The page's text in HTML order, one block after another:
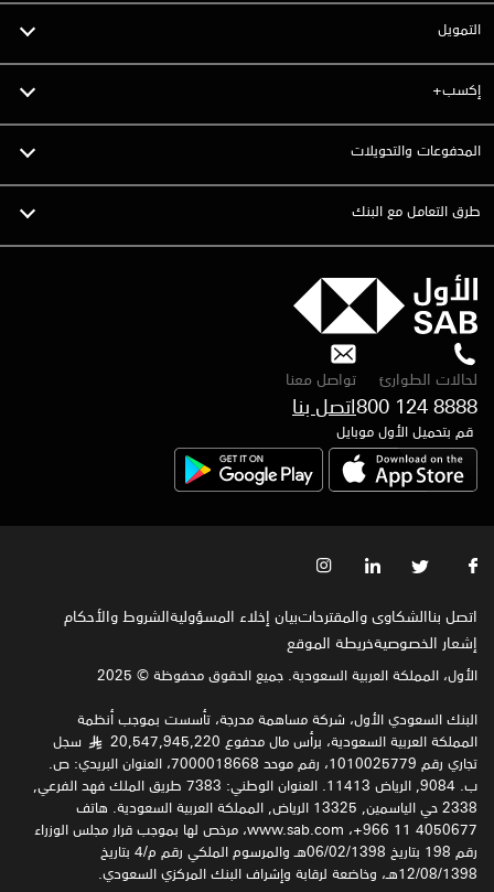
التمويل
إكسب+
المدفوعات والتحويلات
طرق التعامل مع البنك
لحالات الطوارئ
800 124 8888
تواصل معنا
اتصل بنا
قم بتحميل الأول موبايل
اتصل بناالشكاوى والمقترحاتبيان إخلاء المسؤوليةالشروط والأحكام
إشعار الخصوصية‍خريطة الموقع
الأول، المملكة العربية السعودية. جميع الحقوق محفوظة © 2025
البنك السعودي الأول، شركة مساهمة مدرجة، تأسست بموجب أنظمة
المملكة العربية السعودية، برأس مال مدفوع 20,547,945,220
§
سجل
تجاري رقم 1010025779، رقم موحد 7000018668، العنوان البريدي: ص.
ب. 9084, الرياض 11413. العنوان الوطني: 7383 طريق الملك فهد الفرعي,
2338 حي الياسمين, 13325 الرياض, المملكة العربية السعودية. هاتف
4050677 11 966+، www.sab.com، مرخص لها بموجب قرار مجلس الوزراء
رقم 198 بتاريخ 06/02/1398هـ والمرسوم الملكي رقم م/4 بتاريخ
12/08/1398هـ، وخاضعة لرقابة وإشراف البنك المركزي السعودي.